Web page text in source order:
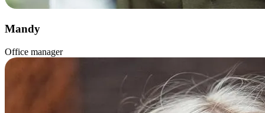
Mandy
Office manager